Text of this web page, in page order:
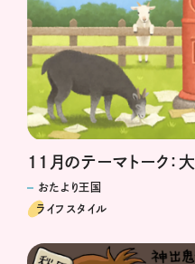
11月のテーマトーク：大
おたより王国
ライフスタイル